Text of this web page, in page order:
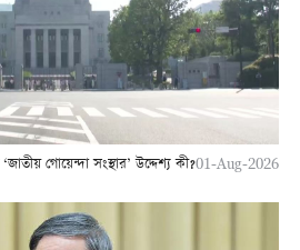
গোয়েন্দা সংস্থার’ উদ্দেশ্য কী?01-Aug-2026